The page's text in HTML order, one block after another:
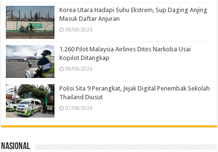
Korea Utara Hadapi Suhu Ekstrem, Sup Daging Anjing
Masuk Daftar Anjuran
08/08/2026
1.260 Pilot Malaysia Airlines Dites Narkoba Usai
Kopilot Ditangkap
08/08/2026
Polisi Sita 9 Perangkat, Jejak Digital Penembak Sekolah
Thailand Diusut
07/08/2026
Nasional